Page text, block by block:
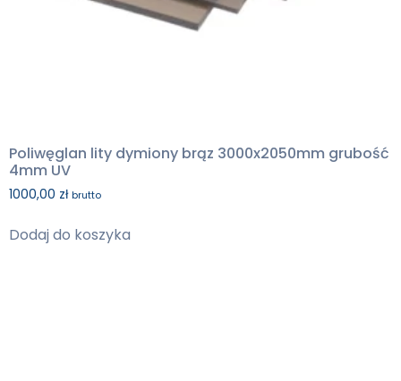
Poliwęglan lity dymiony brąz 3000x2050mm grubość
4mm UV
1000,00 zł brutto
Dodaj do koszyka